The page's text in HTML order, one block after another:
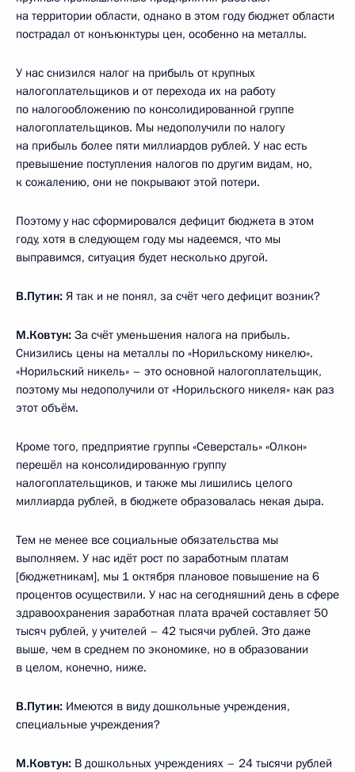
на территории области, однако в этом году бюджет области
пострадал от конъюнктуры цен, особенно на металлы.
У нас снизился налог на прибыль от крупных
налогоплательщиков и от перехода их на работу
по налогообложению по консолидированной группе
налогоплательщиков. Мы недополучили по налогу
на прибыль более пяти миллиардов рублей. У нас есть
превышение поступления налогов по другим видам, но,
к сожалению, они не покрывают этой потери.
Поэтому у нас сформировался дефицит бюджета в этом
году, хотя в следующем году мы надеемся, что мы
выправимся, ситуация будет несколько другой.
В.Путин: Я так и не понял, за счёт чего дефицит возник?
М.Ковтун: За счёт уменьшения налога на прибыль.
Снизились цены на металлы по «Норильскому никелю».
«Норильский никель» – это основной налогоплательщик,
поэтому мы недополучили от «Норильского никеля» как раз
этот объём.
Кроме того, предприятие группы «Северсталь» «Олкон»
перешёл на консолидированную группу
налогоплательщиков, и также мы лишились целого
миллиарда рублей, в бюджете образовалась некая дыра.
Тем не менее все социальные обязательства мы
выполняем. У нас идёт рост по заработным платам
[бюджетникам], мы 1 октября плановое повышение на 6
процентов осуществили. У нас на сегодняшний день в сфере
здравоохранения заработная плата врачей составляет 50
тысяч рублей, у учителей – 42 тысячи рублей. Это даже
выше, чем в среднем по экономике, но в образовании
в целом, конечно, ниже.
В.Путин: Имеются в виду дошкольные учреждения,
специальные учреждения?
М.Ковтун: В дошкольных учреждениях – 24 тысячи рублей